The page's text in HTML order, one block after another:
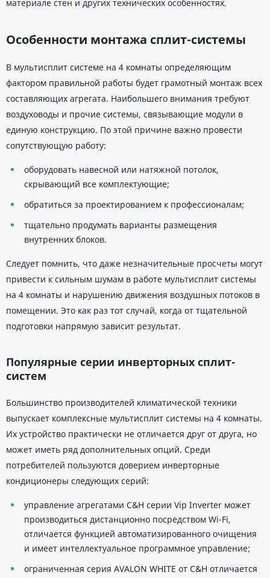
материале стен и других технических особенностях.
Особенности монтажа сплит-системы
В мультисплит системе на 4 комнаты определяющим
фактором правильной работы будет грамотный монтаж всех
составляющих агрегата. Наибольшего внимания требуют
воздуховоды и прочие системы, связывающие модули в
единую конструкцию. По этой причине важно провести
сопутствующую работу:
оборудовать навесной или натяжной потолок,
скрывающий все комплектующие;
обратиться за проектированием к профессионалам;
тщательно продумать варианты размещения
внутренних блоков.
Следует помнить, что даже незначительные просчеты могут
привести к сильным шумам в работе мультисплит системы
на 4 комнаты и нарушению движения воздушных потоков в
помещении. Это как раз тот случай, когда от тщательной
подготовки напрямую зависит результат.
Популярные серии инверторных сплит-
систем
Большинство производителей климатической техники
выпускает комплексные мультисплит системы на 4 комнаты.
Их устройство практически не отличается друг от друга, но
может иметь ряд дополнительных опций. Среди
потребителей пользуются доверием инверторные
кондиционеры следующих серий:
управление агрегатами C&H серии Vip Inverter может
производиться дистанционно посредством Wi-Fi,
отличается функцией автоматизированного очищения
и имеет интеллектуальное программное управление;
ограниченная серия AVALON WHITE от C&H отличается